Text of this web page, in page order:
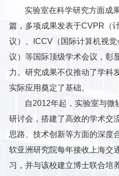
实验室在科学研究方面成
篇，多项成果发表于CVPR（
议）、ICCV（国际计算机视
议）等国际顶级学术会议，彰
力。研究成果不仅推动了学科
实际应用奠定了基础。
自2012年起，实验室与微
研讨会，搭建了高效的学术交
思路、技术创新等方面的深度
软亚洲研究院每年接收上海交
习，并与该校建立博士联合培